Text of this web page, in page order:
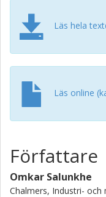
Läs hela
Läs online
Författare
Omkar Salunkhe
Chalmers, Industri-